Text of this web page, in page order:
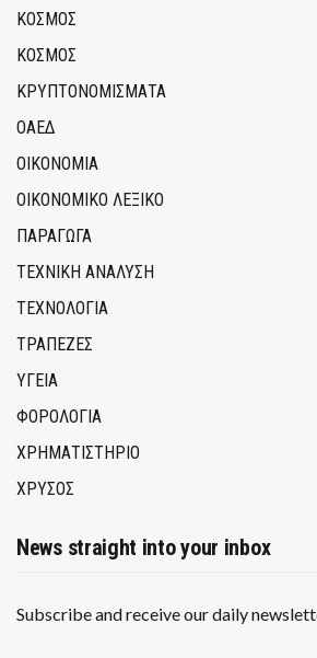
ΚΟΣΜΟΣ
ΚΟΣΜΟΣ
ΚΡΥΠΤΟΝΟΜΊΣΜΑΤΑ
ΟΑΕΔ
ΟΙΚΟΝΟΜΙΑ
ΟΙΚΟΝΟΜΙΚΟ ΛΕΞΙΚΟ
ΠΑΡΑΓΩΓΑ
ΤΕΧΝΙΚΗ ΑΝΑΛΥΣΗ
ΤΕΧΝΟΛΟΓΙΑ
ΤΡΆΠΕΖΕΣ
ΥΓΕΙΑ
ΦΟΡΟΛΟΓΙΑ
ΧΡΗΜΑΤΙΣΤΗΡΙΟ
ΧΡΥΣΟΣ
News straight into your inbox
Subscribe and receive our daily